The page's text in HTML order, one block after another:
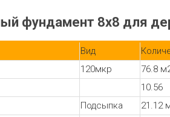
фундамент 8х8 для
Вид
120мкр
76.8
10.56
Подсыпка
21.12